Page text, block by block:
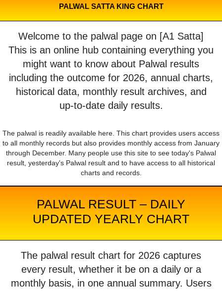
PALWAL SATTA KING CHART
Welcome to the palwal page on [A1 Satta]
This is an online hub containing everything you
might want to know about Palwal results
including the outcome for 2026, annual charts,
historical data, monthly result archives, and
up-to-date daily results.
The palwal is readily available here. This chart provides users access
to all monthly records but also provides monthly access from January
through December. Many people use this site to see today's Palwal
result, yesterday's Palwal result and to have access to all historical
charts and records.
PALWAL RESULT – DAILY
UPDATED YEARLY CHART
The palwal result chart for 2026 captures
every result, whether it be on a daily or a
monthly basis, in one annual summary. Users